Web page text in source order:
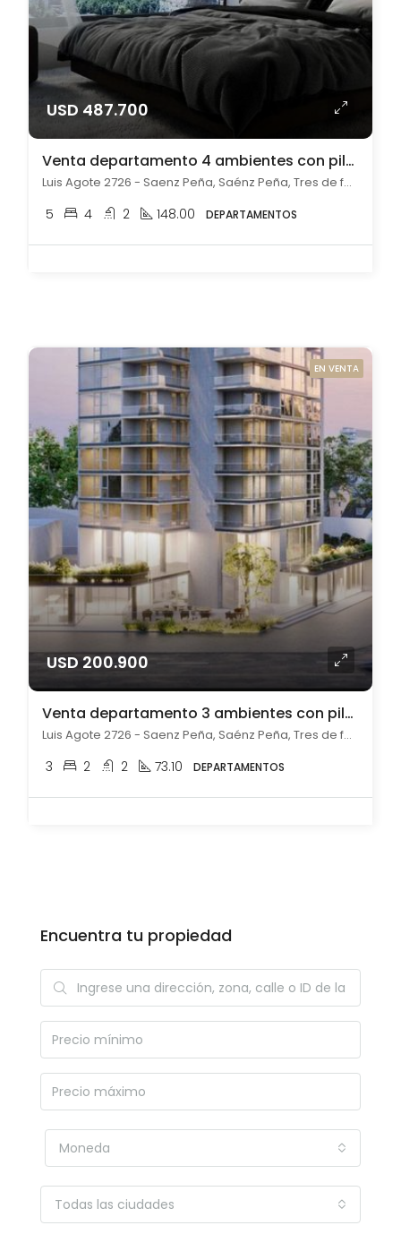
USD 487.700
Venta departamento 4 ambientes con pileta en Saénz Peña
Luis Agote 2726 - Saenz Peña, Saénz Peña, Tres de febrero
5 4 2 148.00 DEPARTAMENTOS
EN VENTA
USD 200.900
Venta departamento 3 ambientes con pileta en Saénz Peña
Luis Agote 2726 - Saenz Peña, Saénz Peña, Tres de febrero
3 2 2 73.10 DEPARTAMENTOS
Encuentra tu propiedad
Moneda
Todas las ciudades